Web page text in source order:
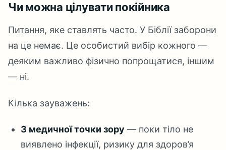
Чи можна цілувати покійника
Питання, яке ставлять часто. У Біблії заборони
на це немає. Це особистий вибір кожного —
деяким важливо фізично попрощатися, іншим
— ні.
Кілька зауважень:
З медичної точки зору — поки тіло не
виявлено інфекції, ризику для здоров’я